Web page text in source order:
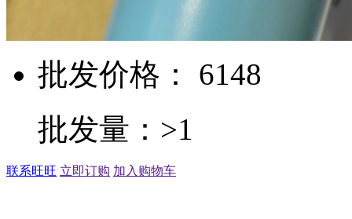
批发价格： 6148
批发量：>1
联系旺旺 立即订购 加入购物车